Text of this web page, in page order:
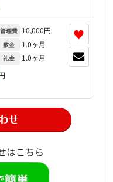
管理費 10,000円
敷金 1.0ヶ月
礼金 1.0ヶ月
♥
はこちら